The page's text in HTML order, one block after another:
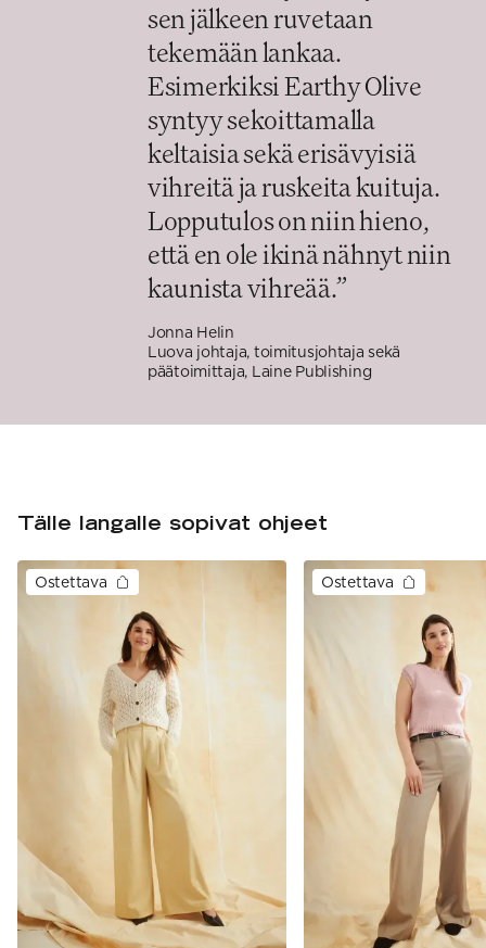
sen jälkeen ruvetaan
tekemään lankaa.
Esimerkiksi Earthy Olive
syntyy sekoittamalla
keltaisia sekä erisävyisiä
vihreitä ja ruskeita kuituja.
Lopputulos on niin hieno,
että en ole ikinä nähnyt niin
kaunista vihreää.”
Jonna Helin
Luova johtaja, toimitusjohtaja sekä
päätoimittaja, Laine Publishing
Tälle langalle sopivat ohjeet
Ostettava Ostettava